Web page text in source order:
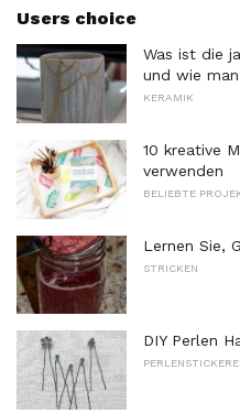
Users choice
Was ist die
und wie
KERAMIK
10 kreative
verwenden
BELIEBTE
Lernen Sie,
STRICKEN
DIY Perlen
PERLENSTICKEREI